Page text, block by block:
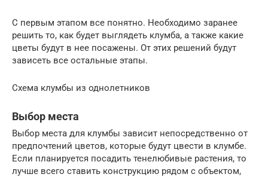
С первым этапом все понятно. Необходимо заранее
решить то, как будет выглядеть клумба, а также какие
цветы будут в нее посажены. От этих решений будут
зависеть все остальные этапы.
Схема клумбы из однолетников
Выбор места
Выбор места для клумбы зависит непосредственно от
предпочтений цветов, которые будут цвести в клумбе.
Если планируется посадить тенелюбивые растения, то
лучше всего ставить конструкцию рядом с объектом,